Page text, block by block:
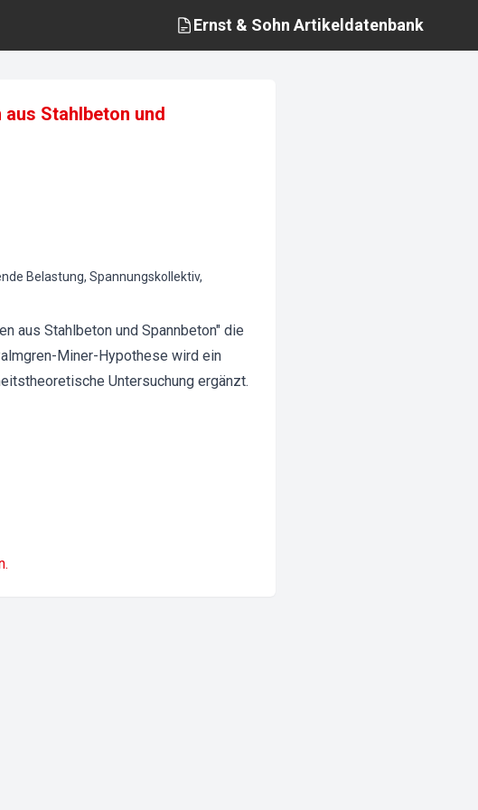
Ernst & Sohn Artikeldatenbank
Stahlbeton und
Belastung, Spannungskollektiv,
aus Stahlbeton und Spannbeton" die
Miner-Hypothese wird ein
Untersuchung ergänzt.